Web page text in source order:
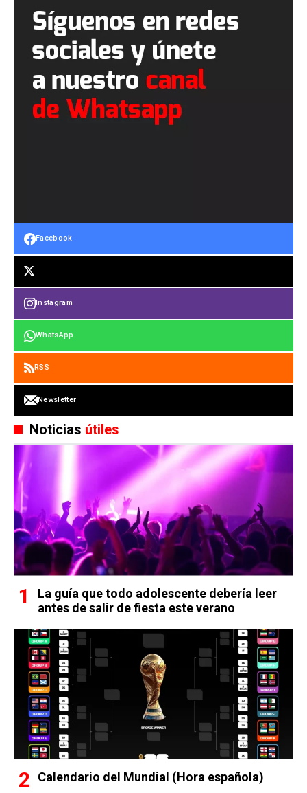
Facebook
Instagram
WhatsApp
RSS
Newsletter
Noticias útiles
La guía que todo adolescente debería leer
antes de salir de fiesta este verano
Calendario del Mundial (Hora española)